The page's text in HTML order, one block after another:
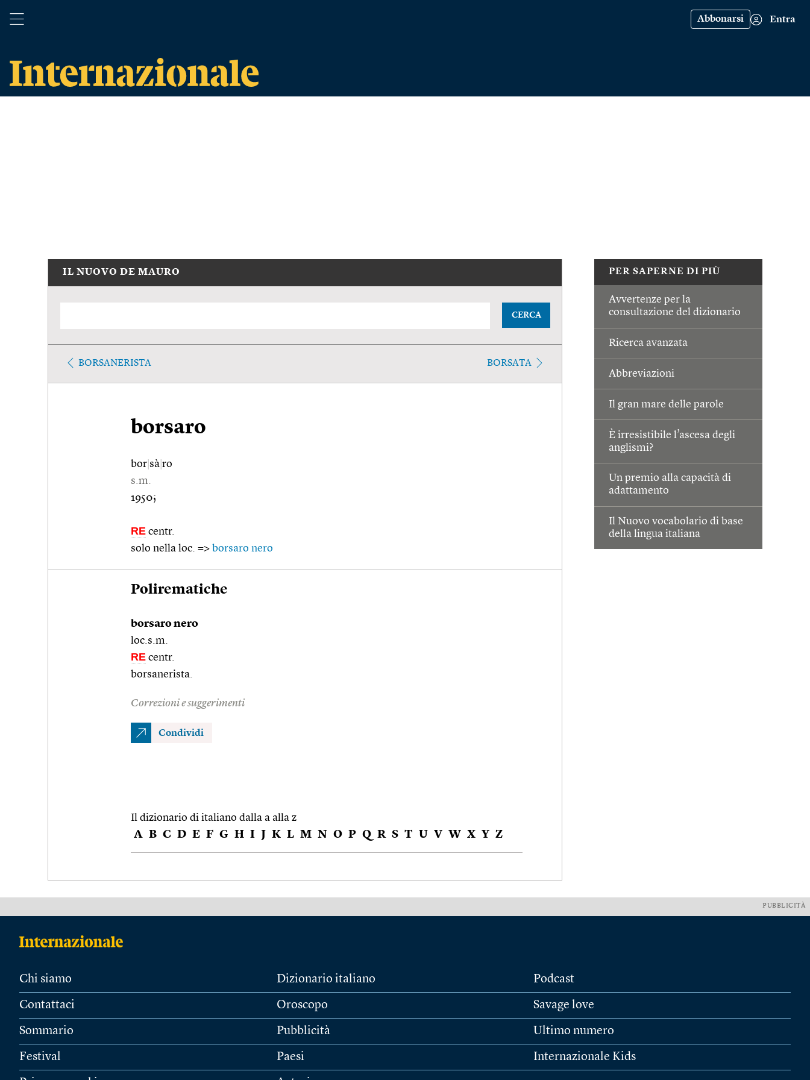
Abbonarsi Entra
PER SAPERNE DI PIÙ
Avvertenze per la
consultazione del dizionario
Ricerca avanzata
Abbreviazioni
Il gran mare delle parole
È irresistibile l’ascesa degli
anglismi?
Un premio alla capacità di
adattamento
Il Nuovo vocabolario di base
della lingua italiana
IL NUOVO DE MAURO
CERCA
BORSANERISTA BORSATA
borsaro
bor sà ro
s.m.
1950;
RE centr.
solo nella loc. => borsaro nero
Polirematiche
borsaro nero
loc.s.m.
RE centr.
borsanerista.
Correzioni e suggerimenti
Condividi
Il dizionario di italiano dalla a alla z
A B C D E F G H I J K L M N O P Q R S T U V W X Y Z
PUBBLICITÀ
Chi siamo
Contattaci
Sommario
Festival
Dizionario italiano
Oroscopo
Pubblicità
Paesi
Podcast
Savage love
Ultimo numero
Internazionale Kids